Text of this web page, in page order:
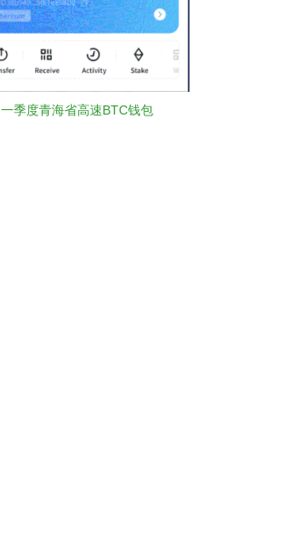
一季度青海省高速BTC钱包